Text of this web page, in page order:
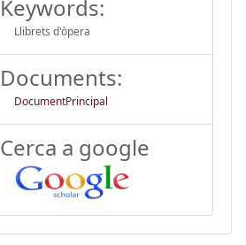
Keywords:
Llibrets d'òpera
Documents:
DocumentPrincipal
Cerca a google